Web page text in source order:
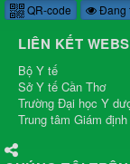
QR-code Đang
LIÊN KẾT
Bộ Y tế
Sở Y tế Cần Thơ
Trường Đại học Y
Trung tâm Giám